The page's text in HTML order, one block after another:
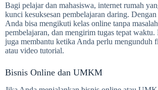
Bagi pelajar dan mahasiswa, internet rumah
kunci kesuksesan pembelajaran daring.
Anda bisa mengikuti kelas online tanpa
pembelajaran, dan mengirim tugas tepat waktu.
juga membantu ketika Anda perlu mengunduh
atau video tutorial.
Bisnis Online dan UMKM